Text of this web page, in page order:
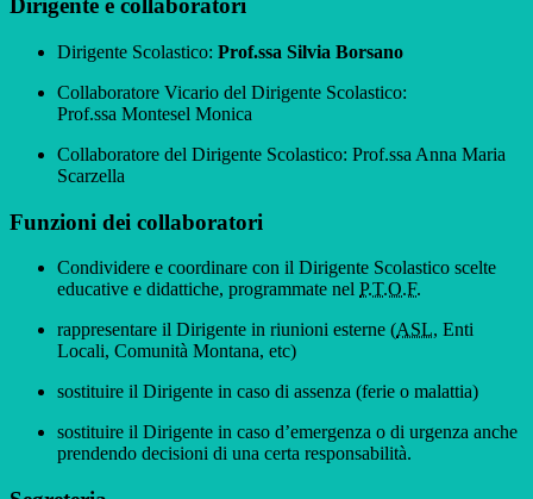
Dirigente e collaboratori
Dirigente Scolastico: Prof.ssa Silvia Borsano
Collaboratore Vicario del Dirigente Scolastico:
Prof.ssa Montesel Monica
Collaboratore del Dirigente Scolastico: Prof.ssa Anna Maria
Scarzella
Funzioni dei collaboratori
Condividere e coordinare con il Dirigente Scolastico scelte
educative e didattiche, programmate nel P.T.O.F.
rappresentare il Dirigente in riunioni esterne (ASL, Enti
Locali, Comunità Montana, etc)
sostituire il Dirigente in caso di assenza (ferie o malattia)
sostituire il Dirigente in caso d’emergenza o di urgenza anche
prendendo decisioni di una certa responsabilità.